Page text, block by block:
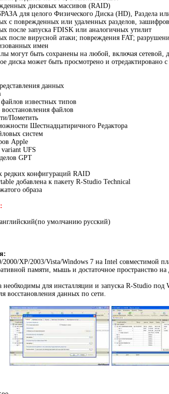
дисковых массивов (RAID)
для целого Физического Диска (HD), Раздела или
с поврежденных или удаленных разделов,
после запуска FDISK или аналогичных утилит
после вирусной атаки; повреждения FAT;
имен
могут быть сохранены на любой, включая
диска может быть просмотрено и отредактировано
данных
известных типов
файлов
Пометить
Шестнадцатиричного Редактора
систем
Apple
UFS
GPT
редких конфигураций RAID
добавлена к пакету R-Studio Technical
образа
умолчанию русский)
XP/2003/Vista/Windows 7 на Intel совместимой
памяти, мышь и достаточное пространство на
необходимы для инсталляции и запуска R-Studio
восстановления данных по сети.